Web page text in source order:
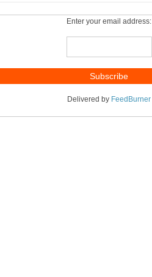
Enter your email address:
Delivered by FeedBurner